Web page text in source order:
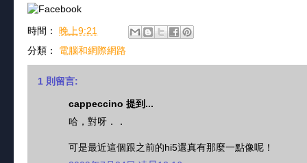
時間： 晚上9:21
分類： 電腦和網際網路
1 則留言:
cappeccino 提到...
哈，對呀．．
可是最近這個跟之前的hi5還真有那麼一點像呢！